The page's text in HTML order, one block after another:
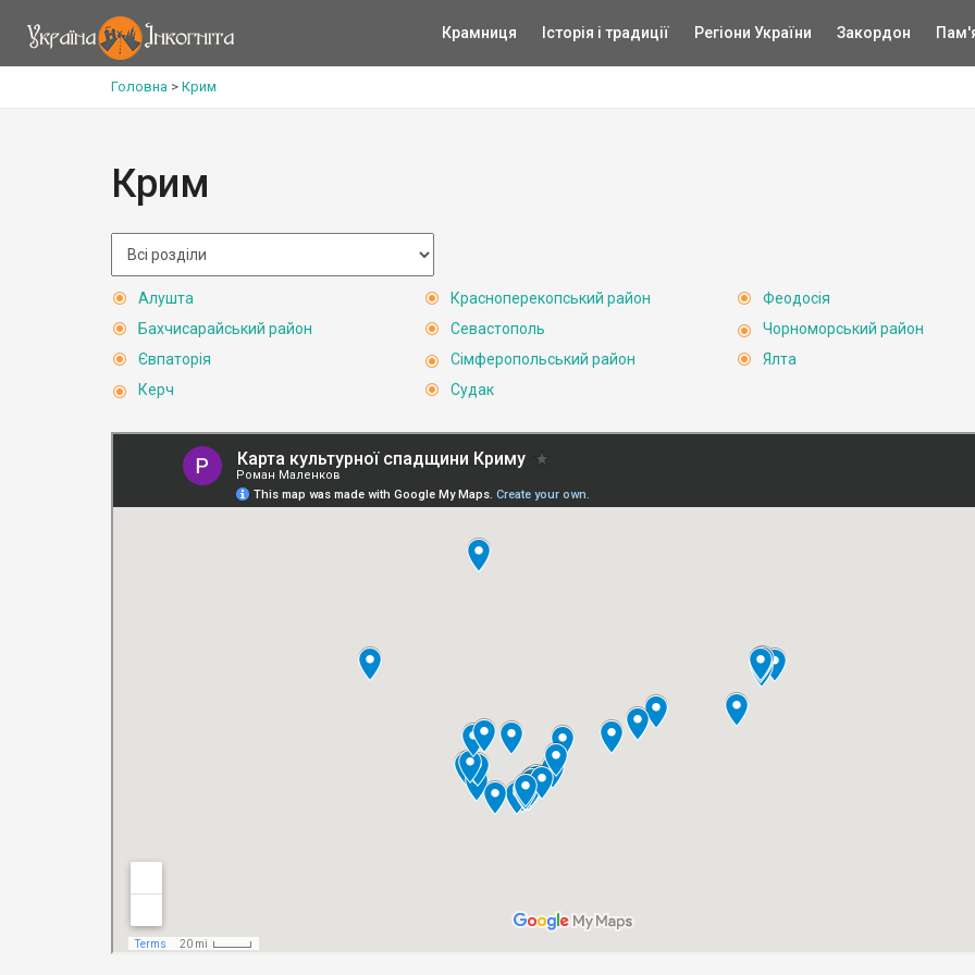
Крамниця Історія і традиції Регіони України Закордон
Головна > Крим
Крим
Алушта
Бахчисарайський район
Євпаторія
Керч
Красноперекопський район
Севастополь
Сімферопольський район
Судак
Феодосія
Чорноморський район
Ялта